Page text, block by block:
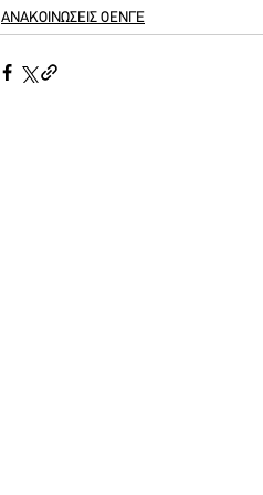
ΑΝΑΚΟΙΝΩΣΕΙΣ ΟΕΝΓΕ